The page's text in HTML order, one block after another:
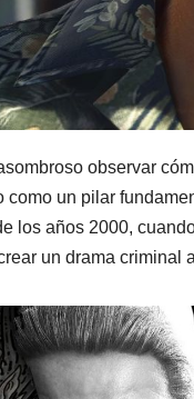
observar
como un pilar
los años 2000,
un drama criminal